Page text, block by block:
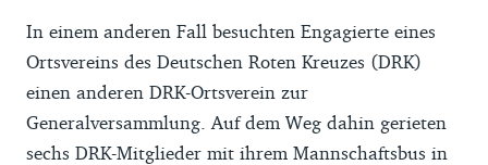
In einem anderen Fall besuchten Engagierte eines
Ortsvereins des Deutschen Roten Kreuzes (DRK)
einen anderen DRK-Ortsverein zur
Generalversammlung. Auf dem Weg dahin gerieten
sechs DRK-Mitglieder mit ihrem Mannschaftsbus in